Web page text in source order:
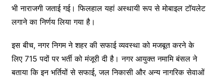
भी नाराजगी जताई गई। फिलहाल यहां अस्थायी रूप से मोबाइल टॉयलेट
लगाने का निर्णय लिया गया है।
इस बीच, नगर निगम ने शहर की सफाई व्यवस्था को मजबूत करने के
लिए 715 पदों पर भर्ती को मंजूरी दी है। नगर आयुक्त नमामि बंसल ने
बताया कि इन भर्तियों से सफाई, जल निकासी और अन्य नागरिक सेवाओं